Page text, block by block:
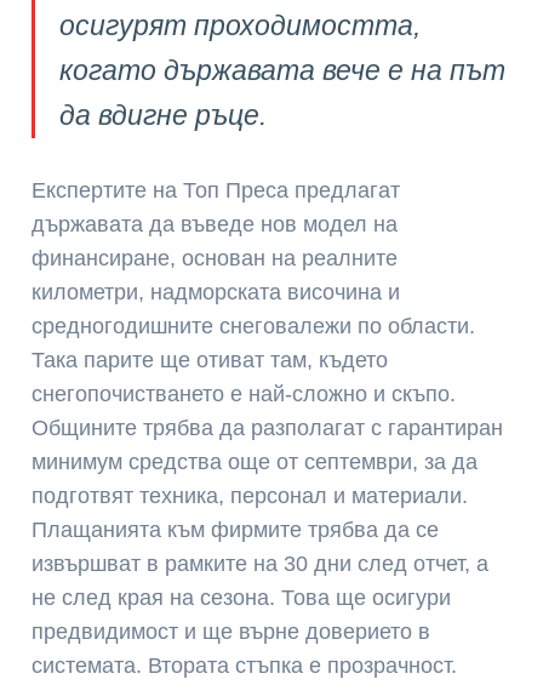
осигурят проходимостта,
когато държавата вече е на път
да вдигне ръце.
Експертите на Топ Преса предлагат
държавата да въведе нов модел на
финансиране, основан на реалните
километри, надморската височина и
средногодишните снеговалежи по области.
Така парите ще отиват там, където
снегопочистването е най-сложно и скъпо.
Общините трябва да разполагат с гарантиран
минимум средства още от септември, за да
подготвят техника, персонал и материали.
Плащанията към фирмите трябва да се
извършват в рамките на 30 дни след отчет, а
не след края на сезона. Това ще осигури
предвидимост и ще върне доверието в
системата. Втората стъпка е прозрачност.